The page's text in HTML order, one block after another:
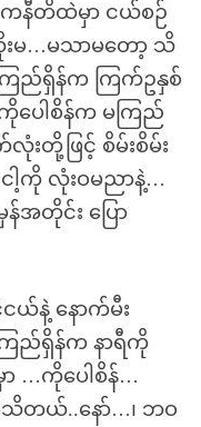
ကနီတိထဲမှာ ငယ်စဉ်
မ…မသာမတော့ သိ
ကြည်ရှိန်က ကြက်ဥနှစ်
ေါစိန်က မကြည်
းတို့ဖြင့် စိမ်းစိမ်း
ါ့ကို လုံးဝမညာနဲ့…
တိုင်း ပြော
ယ်နဲ့ နောက်မီး
ြည်ရှိန်က နာရီကို
…ကိုပေါစိန်…
တယ်..နော်…၊ ဘဝ